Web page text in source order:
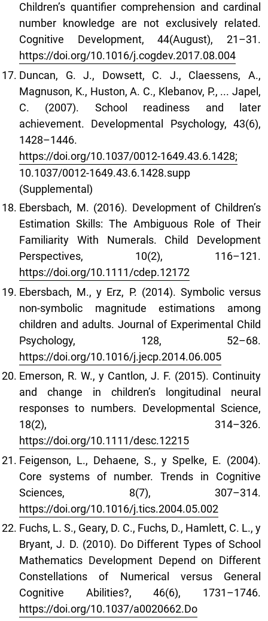
Children’s quantifier comprehension and cardinal
number knowledge are not exclusively related.
Cognitive Development, 44(August), 21–31.
https://doi.org/10.1016/j.cogdev.2017.08.004
Duncan, G. J., Dowsett, C. J., Claessens, A.,
Magnuson, K., Huston, A. C., Klebanov, P., ... Japel,
C. (2007). School readiness and later
achievement. Developmental Psychology, 43(6),
1428–1446.
https://doi.org/10.1037/0012-1649.43.6.1428;
10.1037/0012-1649.43.6.1428.supp
(Supplemental)
Ebersbach, M. (2016). Development of Children’s
Estimation Skills: The Ambiguous Role of Their
Familiarity With Numerals. Child Development
Perspectives, 10(2), 116–121.
https://doi.org/10.1111/cdep.12172
Ebersbach, M., y Erz, P. (2014). Symbolic versus
non-symbolic magnitude estimations among
children and adults. Journal of Experimental Child
Psychology, 128, 52–68.
https://doi.org/10.1016/j.jecp.2014.06.005
Emerson, R. W., y Cantlon, J. F. (2015). Continuity
and change in children’s longitudinal neural
responses to numbers. Developmental Science,
18(2), 314–326.
https://doi.org/10.1111/desc.12215
Feigenson, L., Dehaene, S., y Spelke, E. (2004).
Core systems of number. Trends in Cognitive
Sciences, 8(7), 307–314.
https://doi.org/10.1016/j.tics.2004.05.002
Fuchs, L. S., Geary, D. C., Fuchs, D., Hamlett, C. L., y
Bryant, J. D. (2010). Do Different Types of School
Mathematics Development Depend on Different
Constellations of Numerical versus General
Cognitive Abilities?, 46(6), 1731–1746.
https://doi.org/10.1037/a0020662.Do